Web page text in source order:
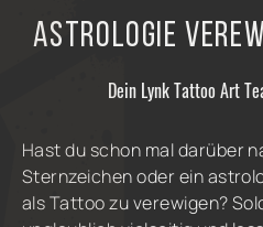
Astrologie
Dein Lynk Tattoo Art
Hast du schon mal darüber
Sternzeichen oder ein
als Tattoo zu verewigen?